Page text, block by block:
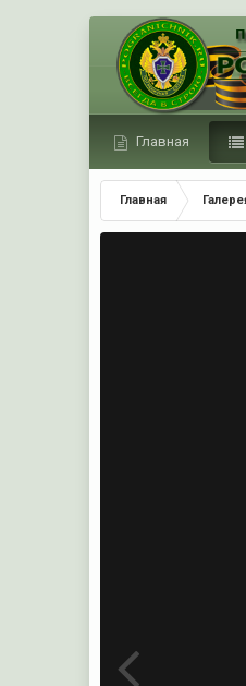
Главная
Главная